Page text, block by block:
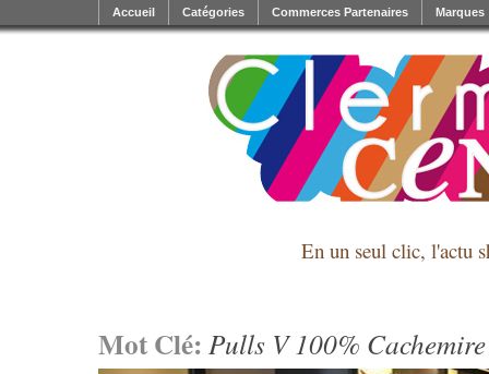
En un seul clic, l'actu
Accueil Catégories Commerces Partenaires Marques
Mot Clé: Pulls V 100% Cachemire